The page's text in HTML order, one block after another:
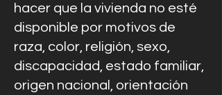
hacer que la vivienda no esté
disponible por motivos de
raza, color, religión, sexo,
discapacidad, estado familiar,
origen nacional, orientación